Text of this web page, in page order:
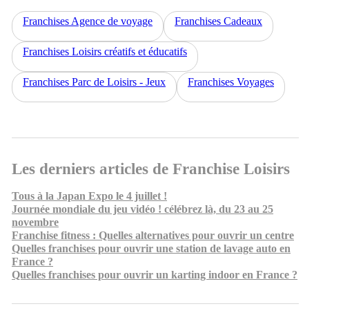
Franchises Agence de voyage Franchises Cadeaux
Franchises Loisirs créatifs et éducatifs
Franchises Parc de Loisirs - Jeux Franchises Voyages
Les derniers articles de Franchise Loisirs
Tous à la Japan Expo le 4 juillet !
Journée mondiale du jeu vidéo ! célébrez là, du 23 au 25
novembre
Franchise fitness : Quelles alternatives pour ouvrir un centre
Quelles franchises pour ouvrir une station de lavage auto en
France ?
Quelles franchises pour ouvrir un karting indoor en France ?